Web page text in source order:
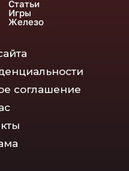
Статьи
Игры
Железо
соглашение